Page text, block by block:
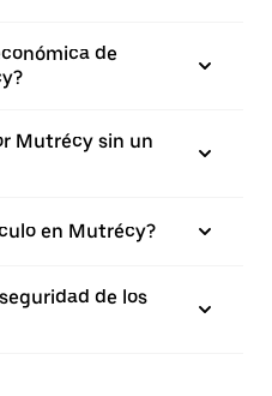
de
Mutrécy sin un
en Mutrécy?
de los